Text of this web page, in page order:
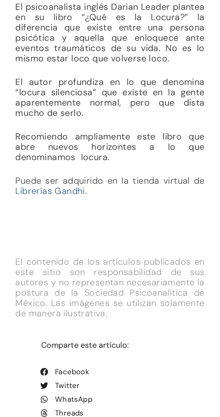
El psicoanalista inglés Darian Leader plantea
en su libro “¿Qué es la Locura?” la
diferencia que existe entre una persona
psicótica y aquella que enloquece ante
eventos traumáticos de su vida. No es lo
mismo estar loco que volverse loco.
El autor profundiza en lo que denomina
“locura silenciosa” que existe en la gente
aparentemente normal, pero que dista
mucho de serlo.
Recomiendo ampliamente este libro que
abre nuevos horizontes a lo que
denominamos locura.
Puede ser adquirido en la tienda virtual de
Librerías Gandhi.
El contenido de los artículos publicados en
este sitio son responsabilidad de sus
autores y no representan necesariamente la
postura de la Sociedad Psicoanalítica de
México. Las imágenes se utilizan solamente
de manera ilustrativa.
Comparte este artículo:
Facebook
Twitter
WhatsApp
Threads